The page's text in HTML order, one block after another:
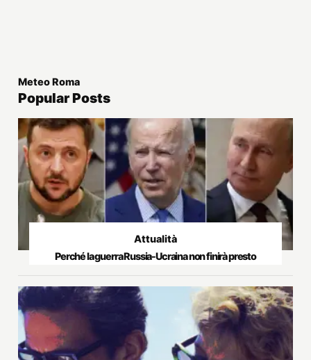
Meteo Roma
Popular Posts
Attualità
Perché la guerra Russia-Ucraina non finirà presto